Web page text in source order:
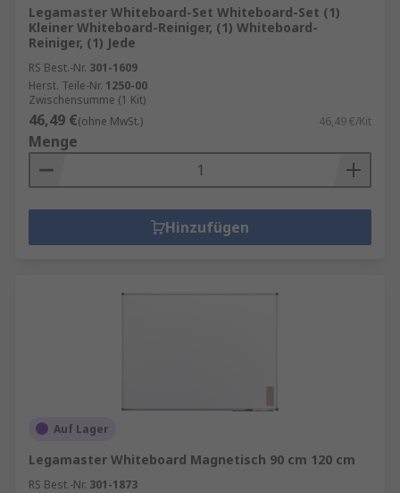
Legamaster Whiteboard-Set Whiteboard-Set (1)
Kleiner Whiteboard-Reiniger, (1) Whiteboard-
Reiniger, (1) Jede
RS Best.-Nr. 301-1609
Herst. Teile-Nr. 1250-00
Zwischensumme (1 Kit)
46,49 €(ohne MwSt.) 46,49 €/Kit
Menge
Hinzufügen
Auf Lager
Legamaster Whiteboard Magnetisch 90 cm 120 cm
RS Best.-Nr. 301-1873